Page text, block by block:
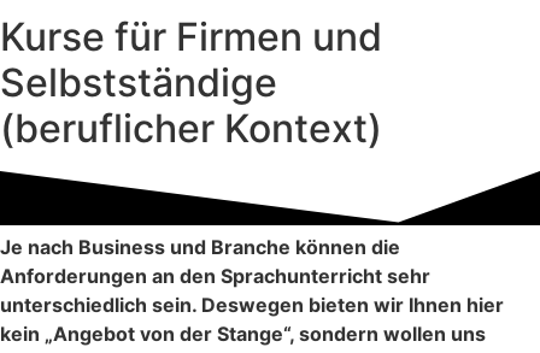
Kurse für Firmen und
Selbstständige
(beruflicher Kontext)
Je nach Business und Branche können die
Anforderungen an den Sprachunterricht sehr
unterschiedlich sein. Deswegen bieten wir Ihnen hier
kein „Angebot von der Stange“, sondern wollen uns